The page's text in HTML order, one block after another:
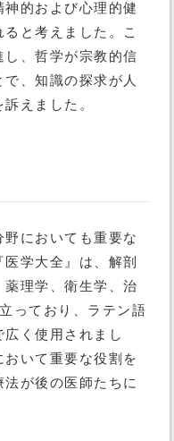
的および心理的健
と考えました。こ
、哲学が宗教的信
、知識の探求が人
えました。
においても重要な
学大全』は、解剖
理学、衛生学、治
っており、ラテン語
く使用されまし
いて重要な役割を
が後の医師たちに